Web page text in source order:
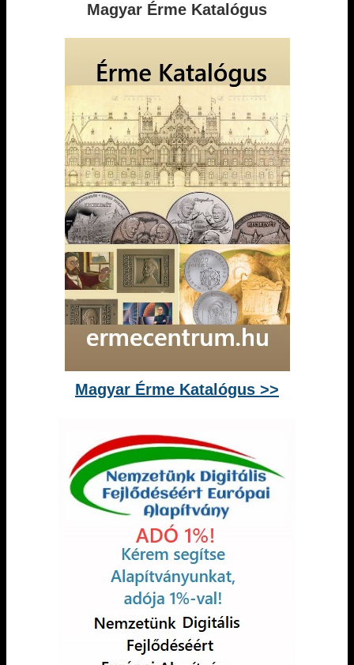
Magyar Érme Katalógus
Magyar Érme Katalógus >>